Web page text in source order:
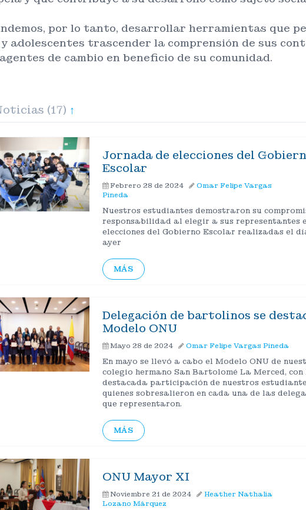
por lo tanto, desarrollar herramientas que
adolescentes trascender la comprensión de sus
de cambio en beneficio de su comunidad.
(17) ↑
Jornada de elecciones del
Escolar
Febrero 28 de 2024
Omar Felipe Vargas
Pineda
Nuestros estudiantes demostraron su
responsabilidad al elegir a sus representantes
elecciones del Gobierno Escolar realizadas el
ayer
MÁS
Delegación de bartolinos se
Modelo ONU
Mayo 28 de 2024 Omar Felipe Vargas Pineda
En mayo se llevó a cabo el Modelo ONU de
colegio hermano San Bartolomé La Merced, con
destacada participación de nuestros
quienes sobresalieron en cada una de las
que representaron.
MÁS
ONU Mayor XI
Noviembre 21 de 2024
Heather Nathalia
Lozano Márquez